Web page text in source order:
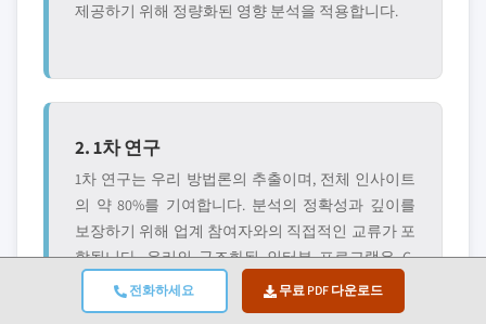
전화하세요 무료 PDF 다운로드
제공하기 위해 정량화된 영향 분석을 적용합니다.
2. 1차 연구
1차 연구는 우리 방법론의 추출이며, 전체 인사이트
의 약 80%를 기여합니다. 분석의 정확성과 깊이를
보장하기 위해 업계 참여자와의 직접적인 교류가 포
함됩니다. 우리의 구조화된 인터뷰 프로그램은 C-
suite 임원, 이사 및 주제 전문가들의 입력을 받아 지
역 및 글로볌 시장을 다룹니다. 이러한 상호 작용은